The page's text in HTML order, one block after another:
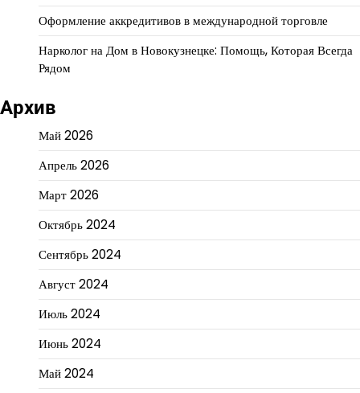
Оформление аккредитивов в международной торговле
Нарколог на Дом в Новокузнецке: Помощь, Которая Всегда
Рядом
Архив
Май 2026
Апрель 2026
Март 2026
Октябрь 2024
Сентябрь 2024
Август 2024
Июль 2024
Июнь 2024
Май 2024